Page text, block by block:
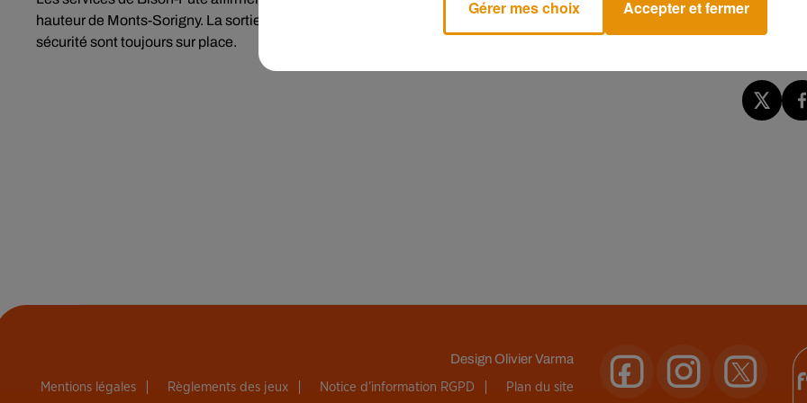
hauteur de Monts-Sorigny. La sortie numéro 25 « Sainte-Maure » est obligatoire au point kilométrique 241 et les équipes de
sécurité sont toujours sur place.
DesignOlivier Varma
Mentions légales Règlements des jeux Notice d’information RGPD Plan du site
Gérer mes choix Accepter et fermer